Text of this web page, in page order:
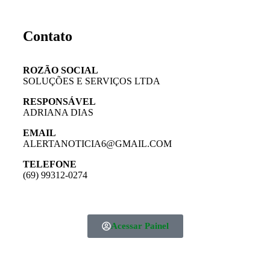
Contato
ROZÃO SOCIAL
SOLUÇÕES E SERVIÇOS LTDA
RESPONSÁVEL
ADRIANA DIAS
EMAIL
ALERTANOTICIA6@GMAIL.COM
TELEFONE
(69) 99312-0274
Acessar Painel